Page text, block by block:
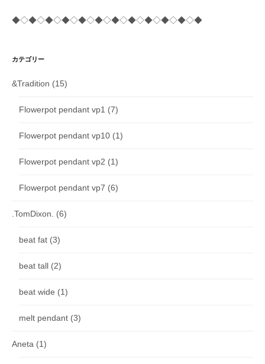
◆◇◆◇◆◇◆◇◆◇◆◇◆◇◆◇◆◇◆◇◆◇◆
カテゴリー
&Tradition (15)
Flowerpot pendant vp1 (7)
Flowerpot pendant vp10 (1)
Flowerpot pendant vp2 (1)
Flowerpot pendant vp7 (6)
.TomDixon. (6)
beat fat (3)
beat tall (2)
beat wide (1)
melt pendant (3)
Aneta (1)